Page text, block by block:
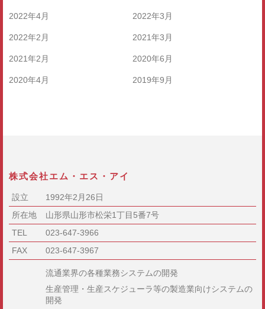
2022年4月 2022年3月
2022年2月 2021年3月
2021年2月 2020年6月
2020年4月 2019年9月
株式会社エム・エス・アイ
設立
1992年2月26日
所在地
山形県山形市松栄1丁目5番7号
TEL
023-647-3966
FAX
023-647-3967
流通業界の各種業務システムの開発
生産管理・生産スケジューラ等の製造業向けシステムの
開発